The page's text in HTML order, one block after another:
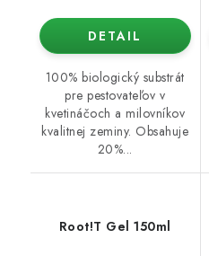
DETAIL
100% biologický substrát
pre pestovateľov v
kvetináčoch a milovníkov
kvalitnej zeminy. Obsahuje
20%...
Root!T Gel 150ml